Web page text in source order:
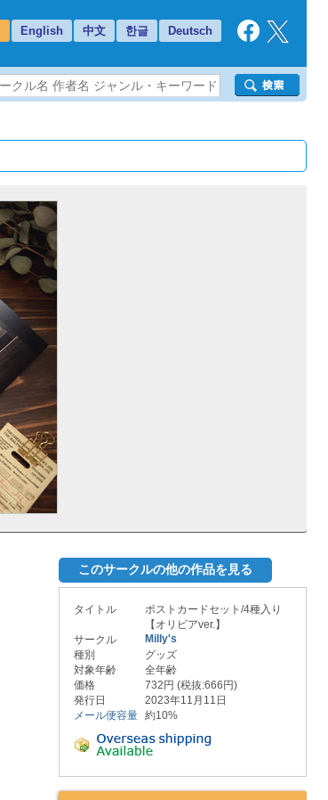
English 中文 한글 Deutsch
このサークルの他の作品を見る
タイトル
ポストカードセット/4種入り
【オリビアver.】
サークル
Milly's
種別
グッズ
対象年齢
全年齢
価格
732円 (税抜:666円)
発行日
2023年11月11日
メール便容量 約10%